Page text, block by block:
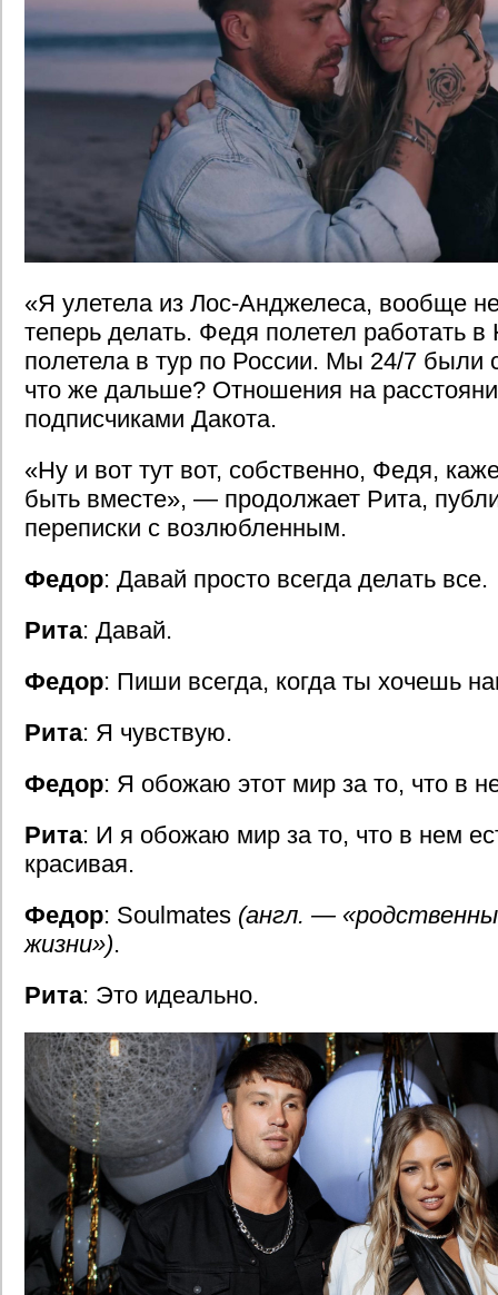
«Я улетела из Лос-Анджелеса, вообще
теперь делать. Федя полетел работать
полетела в тур по России. Мы 24/7 были
что же дальше? Отношения на
подписчиками Дакота.
«Ну и вот тут вот, собственно, Федя,
быть вместе», — продолжает Рита,
переписки с возлюбленным.
Федор: Давай просто всегда делать все.
Рита: Давай.
Федор: Пиши всегда, когда ты хочешь
Рита: Я чувствую.
Федор: Я обожаю этот мир за то, что в
Рита: И я обожаю мир за то, что в нем
красивая.
Федор: Soulmates (англ. —
жизни»).
Рита: Это идеально.